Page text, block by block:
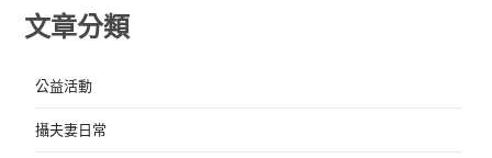
文章分類
公益活動
攝夫妻日常